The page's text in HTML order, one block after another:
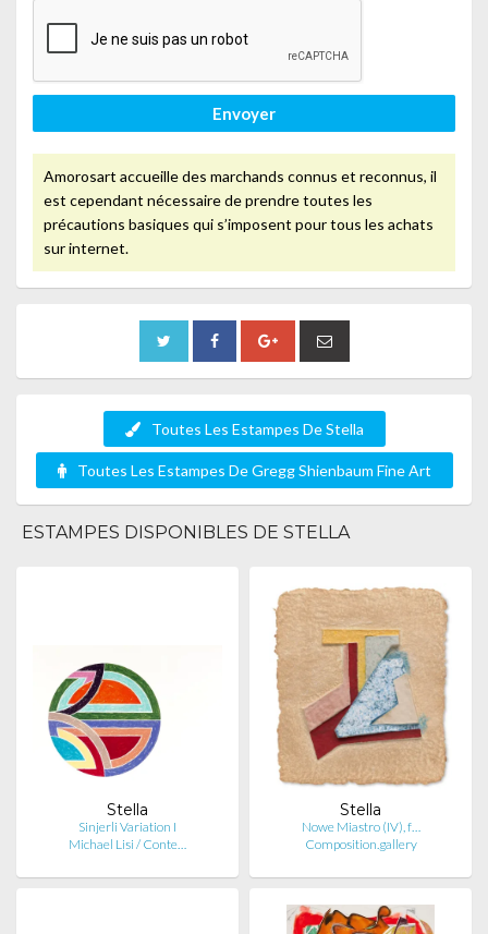
Envoyer
Amorosart accueille des marchands connus et reconnus, il
est cependant nécessaire de prendre toutes les
précautions basiques qui s’imposent pour tous les achats
sur internet.
Toutes Les Estampes De Stella
Toutes Les Estampes De Gregg Shienbaum Fine Art
ESTAMPES DISPONIBLES DE STELLA
Stella
Sinjerli Variation I
Michael Lisi / Conte…
Stella
Nowe Miastro (IV), f…
Composition.gallery